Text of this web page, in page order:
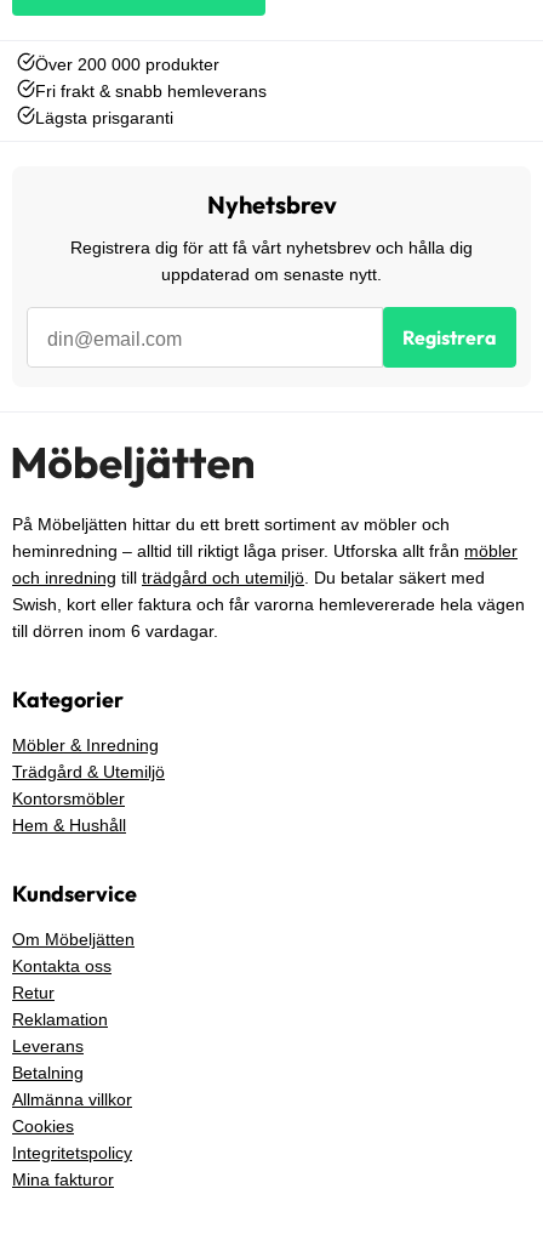
Över 200 000 produkter
Fri frakt & snabb hemleverans
Lägsta prisgaranti
Nyhetsbrev
Registrera dig för att få vårt nyhetsbrev och hålla dig
uppdaterad om senaste nytt.
Registrera
På Möbeljätten hittar du ett brett sortiment av möbler och
heminredning – alltid till riktigt låga priser. Utforska allt från möbler
och inredning till trädgård och utemiljö. Du betalar säkert med
Swish, kort eller faktura och får varorna hemlevererade hela vägen
till dörren inom 6 vardagar.
Kategorier
Möbler & Inredning
Trädgård & Utemiljö
Kontorsmöbler
Hem & Hushåll
Kundservice
Om Möbeljätten
Kontakta oss
Retur
Reklamation
Leverans
Betalning
Allmänna villkor
Cookies
Integritetspolicy
Mina fakturor